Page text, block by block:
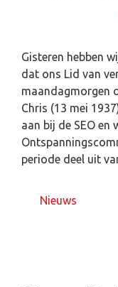
Gisteren hebben
dat ons Lid van
maandagmorgen
Chris (13 mei
aan bij de SEO
periode deel uit
Nieuws